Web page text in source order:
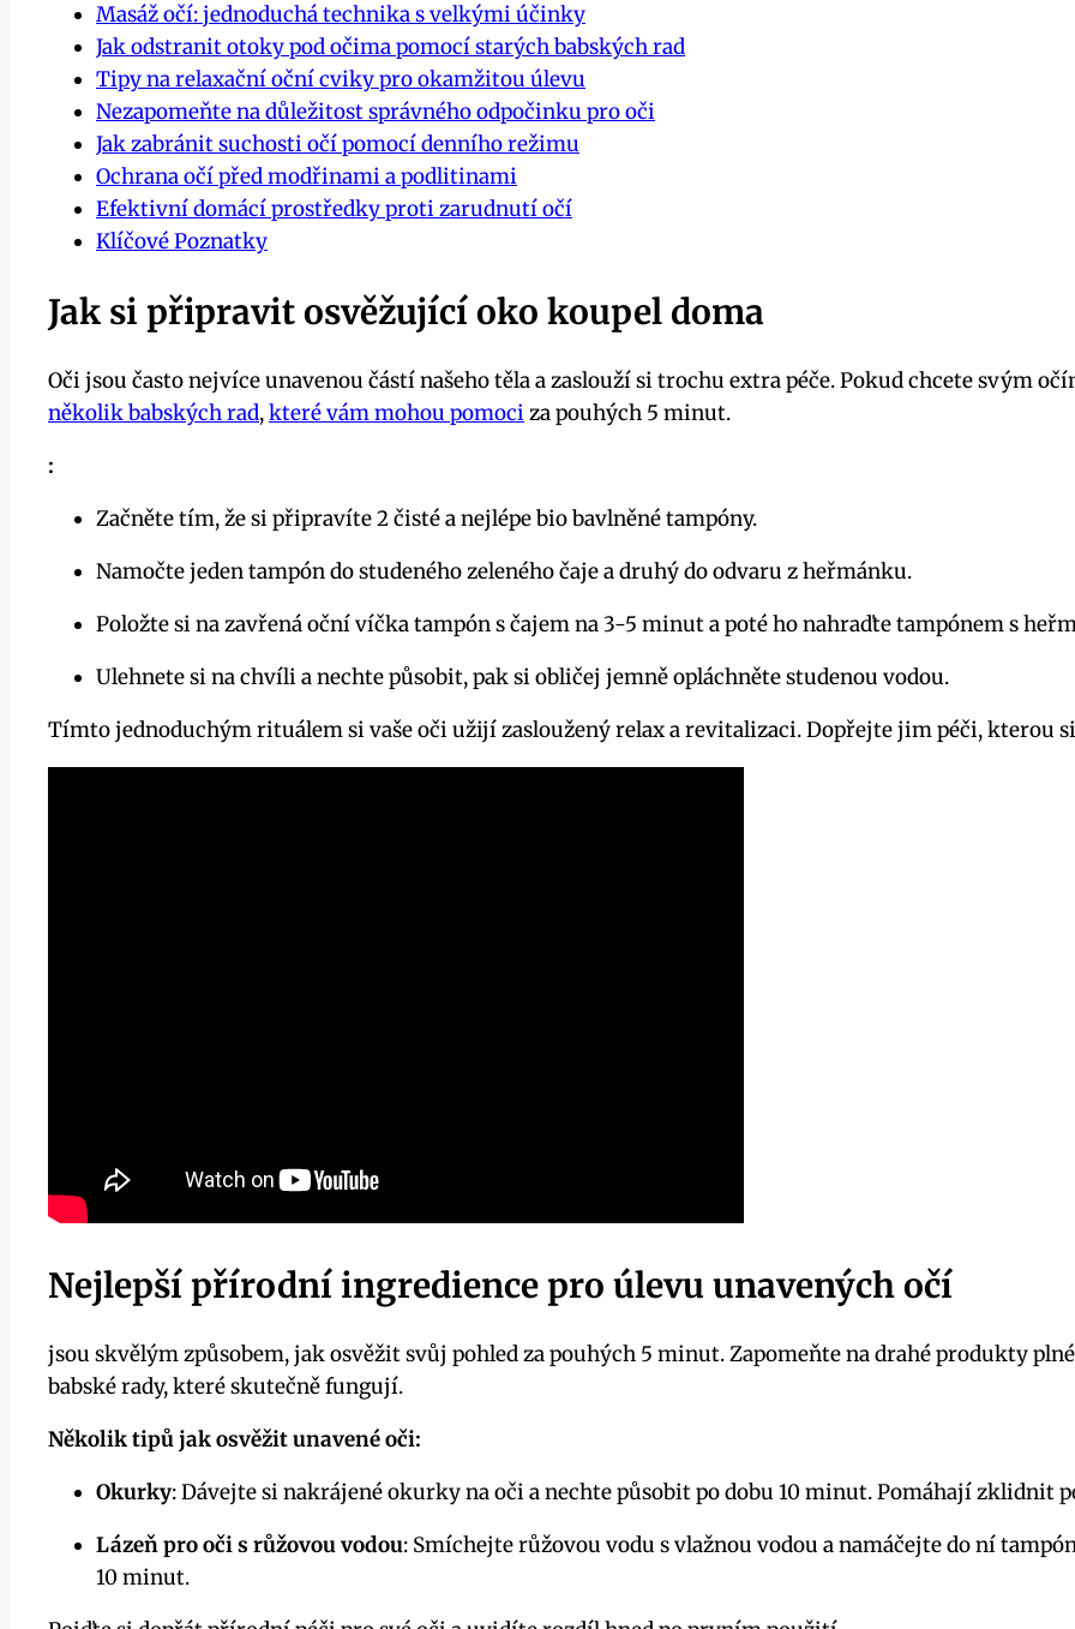
Masáž očí: jednoduchá technika s velkými účinky
Jak odstranit otoky pod očima pomocí starých babských rad
Tipy na relaxační oční cviky pro okamžitou úlevu
Nezapomeňte na důležitost správného odpočinku pro oči
Jak zabránit suchosti očí pomocí denního režimu
Ochrana očí před modřinami a podlitinami
Efektivní domácí prostředky proti zarudnutí očí
Klíčové Poznatky
Jak si připravit osvěžující oko koupel doma
Oči jsou často nejvíce unavenou částí našeho těla a zaslouží si trochu extra péče. Pokud chcete svým
několik babských rad,které vám mohou pomoci za pouhých 5 minut.
:
Začněte tím, že si připravíte 2 čisté a nejlépe bio bavlněné tampóny.
Namočte jeden tampón do studeného zeleného čaje a druhý do odvaru z heřmánku.
Položte si na zavřená oční víčka tampón s čajem na 3-5 minut a poté ho nahraďte tampónem s
Ulehnete si na chvíli a nechte působit, pak si obličej jemně opláchněte studenou vodou.
Tímto jednoduchým rituálem si vaše oči užijí zasloužený relax a revitalizaci. Dopřejte jim péči, kterou
Nejlepší přírodní ingredience pro úlevu unavených očí
jsou skvělým způsobem, jak osvěžit svůj pohled za pouhých 5 minut. Zapomeňte na drahé produkty
babské rady, které skutečně fungují.
Několik tipů jak osvěžit unavené oči:
Okurky: Dávejte si nakrájené okurky na oči a nechte působit po dobu 10 minut. Pomáhají zklidnit
Lázeň pro oči s růžovou vodou: Smíchejte růžovou vodu s vlažnou vodou a namáčejte do ní
10 minut.